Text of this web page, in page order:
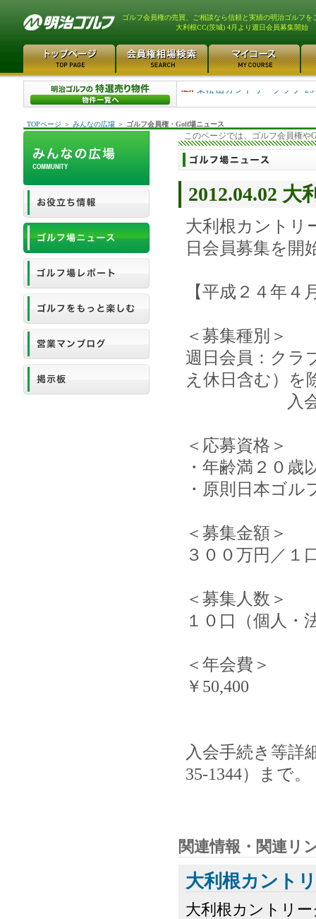
ゴルフ会員権の売買、ご相談なら信頼と実績の明治ゴルフを
大利根CC(茨城) 4月より週日会員募集開始
平塚富士見カントリーク
東松山カントリークラブ
TOPページ ＞ みんなの広場 ＞ ゴルフ会員権・Golf場ニュース
このページでは、ゴルフ会員権や
2012.04.02
大利根カントリ
日会員募集を開
【平成２４年４
＜募集種別＞
週日会員：クラ
え休日含む）を
入会５年
＜応募資格＞
・年齢満２０歳
・原則日本ゴ
＜募集金額＞
３００万円／１
＜募集人数＞
１０口（個人・
＜年会費＞
￥50,400
入会手続き等詳
35-1344）まで。
関連情報・関連リ
大利根カント
大利根カントリ